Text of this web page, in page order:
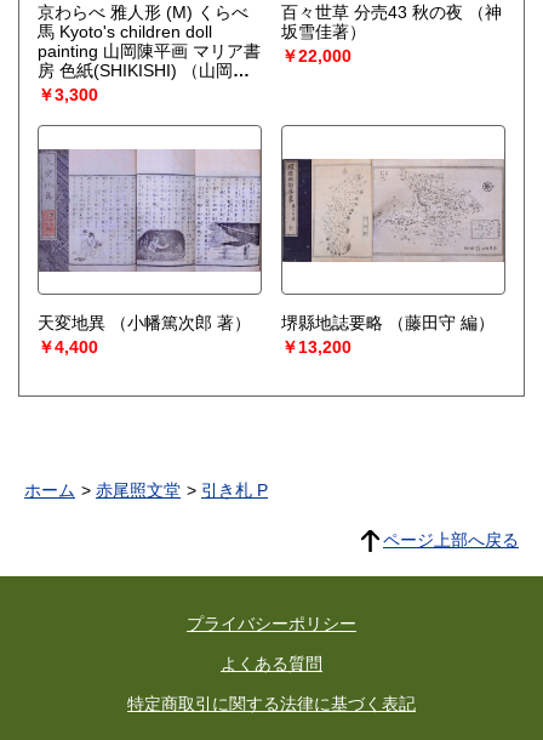
京わらべ 雅人形 (M) くらべ
馬 Kyoto's children doll
painting 山岡陳平画 マリア書
房 色紙(SHIKISHI)
（山岡陳
平画）
￥3,300
百々世草 分売43 秋の夜
（神
坂雪佳著）
￥22,000
天変地異
（小幡篤次郎 著）
￥4,400
堺縣地誌要略
（藤田守 編）
￥13,200
ホーム 赤尾照文堂 引き札 P
ページ上部へ戻る
プライバシーポリシー
よくある質問
特定商取引に関する法律に基づく表記